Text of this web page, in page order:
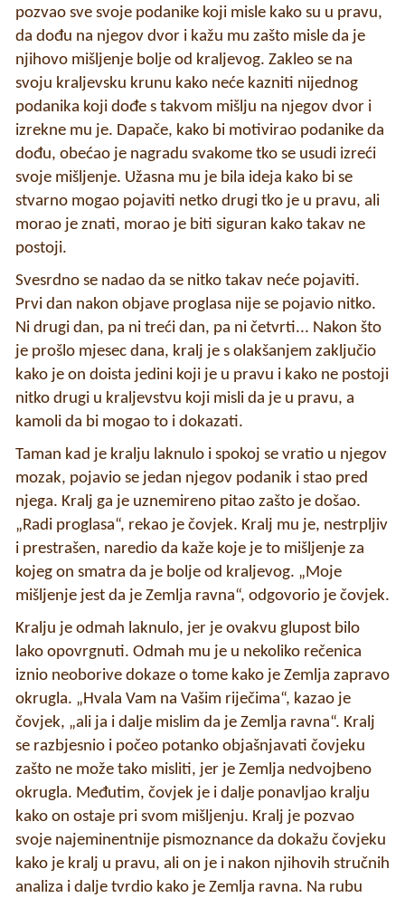
pozvao sve svoje podanike koji misle kako su u pravu,
da dođu na njegov dvor i kažu mu zašto misle da je
njihovo mišljenje bolje od kraljevog. Zakleo se na
svoju kraljevsku krunu kako neće kazniti nijednog
podanika koji dođe s takvom mišlju na njegov dvor i
izrekne mu je. Dapače, kako bi motivirao podanike da
dođu, obećao je nagradu svakome tko se usudi izreći
svoje mišljenje. Užasna mu je bila ideja kako bi se
stvarno mogao pojaviti netko drugi tko je u pravu, ali
morao je znati, morao je biti siguran kako takav ne
postoji.
Svesrdno se nadao da se nitko takav neće pojaviti.
Prvi dan nakon objave proglasa nije se pojavio nitko.
Ni drugi dan, pa ni treći dan, pa ni četvrti... Nakon što
je prošlo mjesec dana, kralj je s olakšanjem zaključio
kako je on doista jedini koji je u pravu i kako ne postoji
nitko drugi u kraljevstvu koji misli da je u pravu, a
kamoli da bi mogao to i dokazati.
Taman kad je kralju laknulo i spokoj se vratio u njegov
mozak, pojavio se jedan njegov podanik i stao pred
njega. Kralj ga je uznemireno pitao zašto je došao.
„Radi proglasa“, rekao je čovjek. Kralj mu je, nestrpljiv
i prestrašen, naredio da kaže koje je to mišljenje za
kojeg on smatra da je bolje od kraljevog. „Moje
mišljenje jest da je Zemlja ravna“, odgovorio je čovjek.
Kralju je odmah laknulo, jer je ovakvu glupost bilo
lako opovrgnuti. Odmah mu je u nekoliko rečenica
iznio neoborive dokaze o tome kako je Zemlja zapravo
okrugla. „Hvala Vam na Vašim riječima“, kazao je
čovjek, „ali ja i dalje mislim da je Zemlja ravna“. Kralj
se razbjesnio i počeo potanko objašnjavati čovjeku
zašto ne može tako misliti, jer je Zemlja nedvojbeno
okrugla. Međutim, čovjek je i dalje ponavljao kralju
kako on ostaje pri svom mišljenju. Kralj je pozvao
svoje najeminentnije pismoznance da dokažu čovjeku
kako je kralj u pravu, ali on je i nakon njihovih stručnih
analiza i dalje tvrdio kako je Zemlja ravna. Na rubu